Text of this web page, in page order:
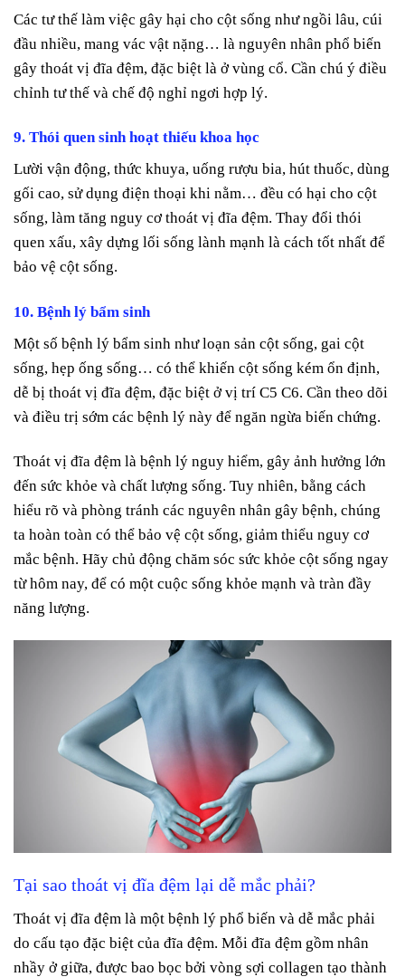
Các tư thế làm việc gây hại cho cột sống như ngồi lâu, cúi
đầu nhiều, mang vác vật nặng… là nguyên nhân phổ biến
gây thoát vị đĩa đệm, đặc biệt là ở vùng cổ. Cần chú ý điều
chỉnh tư thế và chế độ nghỉ ngơi hợp lý.
9. Thói quen sinh hoạt thiếu khoa học
Lười vận động, thức khuya, uống rượu bia, hút thuốc, dùng
gối cao, sử dụng điện thoại khi nằm… đều có hại cho cột
sống, làm tăng nguy cơ thoát vị đĩa đệm. Thay đổi thói
quen xấu, xây dựng lối sống lành mạnh là cách tốt nhất để
bảo vệ cột sống.
10. Bệnh lý bẩm sinh
Một số bệnh lý bẩm sinh như loạn sản cột sống, gai cột
sống, hẹp ống sống… có thể khiến cột sống kém ổn định,
dễ bị thoát vị đĩa đệm, đặc biệt ở vị trí C5 C6. Cần theo dõi
và điều trị sớm các bệnh lý này để ngăn ngừa biến chứng.
Thoát vị đĩa đệm là bệnh lý nguy hiểm, gây ảnh hưởng lớn
đến sức khỏe và chất lượng sống. Tuy nhiên, bằng cách
hiểu rõ và phòng tránh các nguyên nhân gây bệnh, chúng
ta hoàn toàn có thể bảo vệ cột sống, giảm thiểu nguy cơ
mắc bệnh. Hãy chủ động chăm sóc sức khỏe cột sống ngay
từ hôm nay, để có một cuộc sống khỏe mạnh và tràn đầy
năng lượng.
Tại sao thoát vị đĩa đệm lại dễ mắc phải?
Thoát vị đĩa đệm là một bệnh lý phổ biến và dễ mắc phải
do cấu tạo đặc biệt của đĩa đệm. Mỗi đĩa đệm gồm nhân
nhầy ở giữa, được bao bọc bởi vòng sợi collagen tạo thành